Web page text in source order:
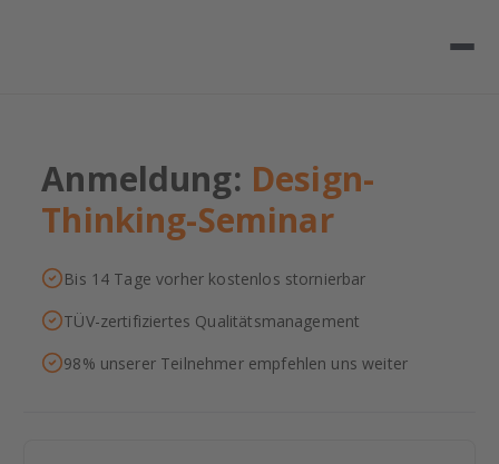
Anmeldung: Design-
Thinking-Seminar
Bis 14 Tage vorher kostenlos stornierbar
TÜV-zertifiziertes Qualitätsmanagement
98% unserer Teilnehmer empfehlen uns weiter